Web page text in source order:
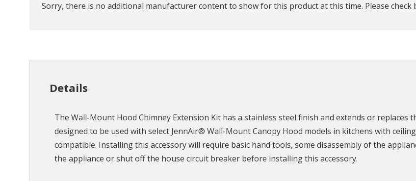
Sorry, there is no additional manufacturer content to show for this product at this time. Please check
Details
The Wall-Mount Hood Chimney Extension Kit has a stainless steel finish and extends or replaces
designed to be used with select JennAir® Wall-Mount Canopy Hood models in kitchens with
compatible. Installing this accessory will require basic hand tools, some disassembly of the
the appliance or shut off the house circuit breaker before installing this accessory.